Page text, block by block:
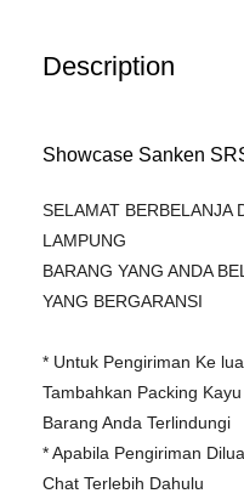
Description
Showcase Sanken
SELAMAT BERBELANJA
LAMPUNG
BARANG YANG ANDA
YANG BERGARANSI
* Untuk Pengiriman Ke
Tambahkan Packing
Barang Anda Terlindungi
* Apabila Pengiriman
Chat Terlebih Dahulu